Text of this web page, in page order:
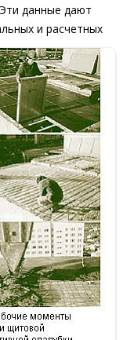
данные дают
и расчетных